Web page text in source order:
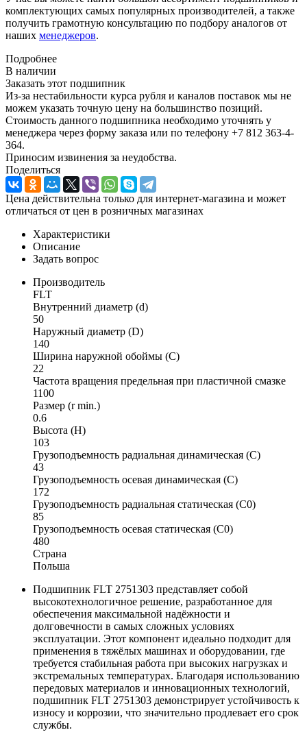
комплектующих самых популярных производителей, а также
получить грамотную консультацию по подбору аналогов от
наших менеджеров.
Подробнее
В наличии
Заказать этот подшипник
Из-за нестабильности курса рубля и каналов поставок мы не
можем указать точную цену на большинство позиций.
Стоимость данного подшипника необходимо уточнять у
менеджера через форму заказа или по телефону +7 812 363-4-
364.
Приносим извинения за неудобства.
Поделиться
Цена действительна только для интернет-магазина и может
отличаться от цен в розничных магазинах
Характеристики
Описание
Задать вопрос
Производитель
FLT
Внутренний диаметр (d)
50
Наружный диаметр (D)
140
Ширина наружной обоймы (C)
22
Частота вращения предельная при пластичной смазке
1100
Размер (r min.)
0.6
Высота (H)
103
Грузоподъемность радиальная динамическая (C)
43
Грузоподъемность осевая динамическая (C)
172
Грузоподъемность радиальная статическая (C0)
85
Грузоподъемность осевая статическая (C0)
480
Страна
Польша
Подшипник FLT 2751303 представляет собой
высокотехнологичное решение, разработанное для
обеспечения максимальной надёжности и
долговечности в самых сложных условиях
эксплуатации. Этот компонент идеально подходит для
применения в тяжёлых машинах и оборудовании, где
требуется стабильная работа при высоких нагрузках и
экстремальных температурах. Благодаря использованию
передовых материалов и инновационных технологий,
подшипник FLT 2751303 демонстрирует устойчивость к
износу и коррозии, что значительно продлевает его срок
службы.